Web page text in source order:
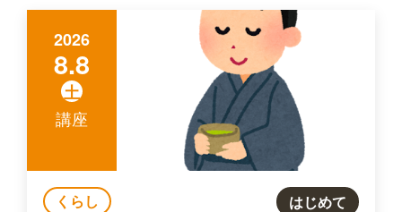
2026
8.8
土
講座
くらし はじめて